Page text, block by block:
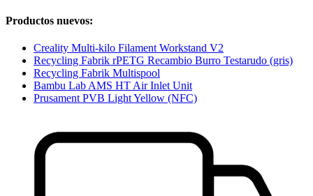
Productos nuevos:
Creality Multi-kilo Filament Workstand V2
Recycling Fabrik rPETG Recambio Burro Testarudo (gris)
Recycling Fabrik Multispool
Bambu Lab AMS HT Air Inlet Unit
Prusament PVB Light Yellow (NFC)